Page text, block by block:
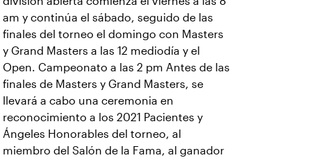
am y continúa el sábado, seguido de las
finales del torneo el domingo con Masters
y Grand Masters a las 12 mediodía y el
Open. Campeonato a las 2 pm Antes de las
finales de Masters y Grand Masters, se
llevará a cabo una ceremonia en
reconocimiento a los 2021 Pacientes y
Ángeles Honorables del torneo, al
miembro del Salón de la Fama, al ganador